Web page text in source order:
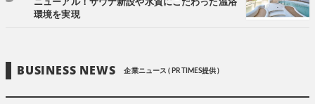
ニューアル！サウナ新設や水質にこだわった温浴
環境を実現
BUSINESS NEWS 企業ニュース ( PR TIMES提供 )